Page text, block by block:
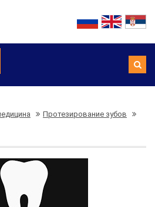
Протезирование зубов